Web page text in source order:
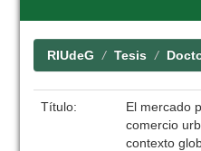
RIUdeG Tesis
Título:
El mercado
comercio
contexto